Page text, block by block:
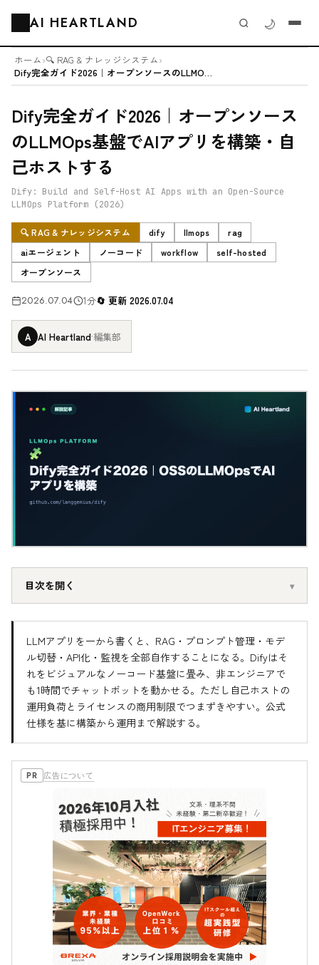
AI HEARTLAND 🌙
ホーム›🔍 RAG & ナレッジシステム›
Dify完全ガイド2026｜オープンソースのLLMOps基盤でAIアプリを...
Dify完全ガイド2026｜オープンソース
のLLMOps基盤でAIアプリを構築・自
己ホストする
Dify: Build and Self-Host AI Apps with an Open-Source
LLMOps Platform (2026)
🔍 RAG & ナレッジシステム dify llmops
rag
aiエージェント
ノーコード workflow
self-hosted
オープンソース
2026.07.04 1分 更新 2026.07.04
A AI Heartland·編集部
目次を開く
LLMアプリを一から書くと、RAG・プロンプト管理・モデ
ル切替・API化・監視を全部自作することになる。Difyはそ
れをビジュアルなノーコード基盤に畳み、非エンジニアで
も1時間でチャットボットを動かせる。ただし自己ホストの
運用負荷とライセンスの商用制限でつまずきやすい。公式
仕様を基に構築から運用まで解説する。
PR 広告について